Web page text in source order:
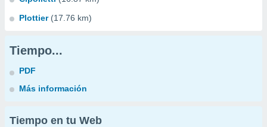
Plottier (17.76 km)
Tiempo...
PDF
Más información
Tiempo en tu Web